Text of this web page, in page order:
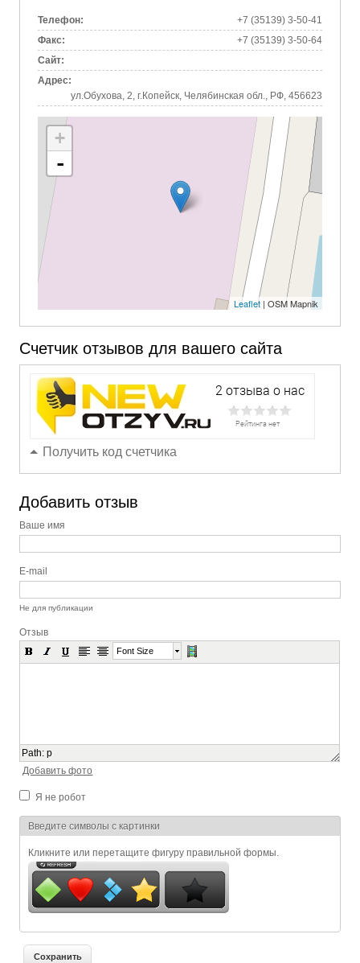
Телефон:
+7 (35139) 3-50-41
Факс:
+7 (35139) 3-50-64
Сайт:
Адрес:
ул.Обухова, 2, г.Копейск, Челябинская обл., РФ, 456623
+
-
Leaflet| OSM Mapnik
Счетчик отзывов для вашего сайта
Получить код счетчика
Добавить отзыв
Ваше имя
E-mail
Не для публикации
Отзыв
Font Size
Path:p
Добавить фото
Я не робот
Я спамер
Введите символы с картинки
Кликните или перетащите фигуру правильной формы.